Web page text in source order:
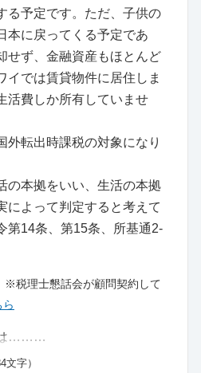
る予定です。ただ、子供の
本に戻ってくる予定であ
せず、金融資産もほとんど
イでは賃貸物件に居住しま
活費しか所有していませ
転出時課税の対象になり
本拠をいい、生活の本拠
によって判定すると考えて
第14条、第15条、所基通2-
※税理士懇話会が顧問契約して
ら
は………
文字）